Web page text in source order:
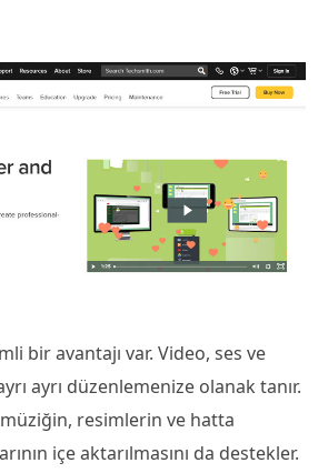
bir avantajı var. Video, ses ve
ayrı düzenlemenize olanak tanır.
müziğin, resimlerin ve hatta
içe aktarılmasını da destekler.